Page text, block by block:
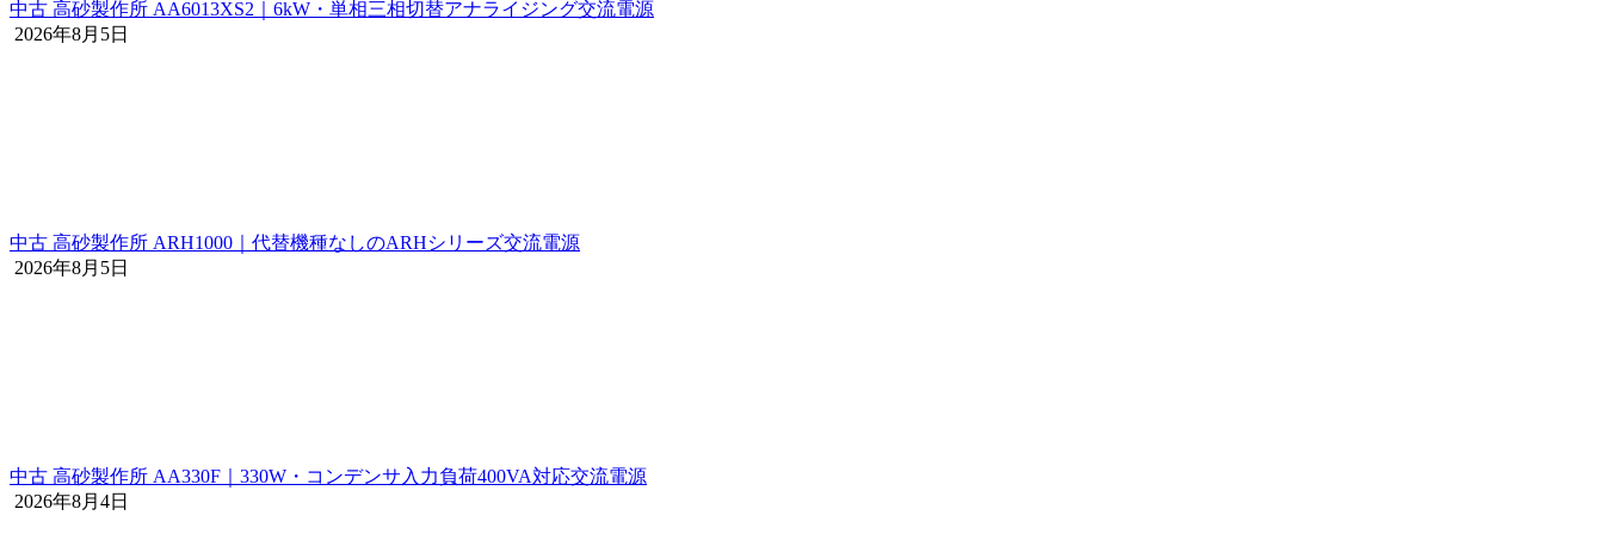
中古 高砂製作所 AA6013XS2｜6kW・単相三相切替アナライジング交流電源
2026年8月5日
中古 高砂製作所 ARH1000｜代替機種なしのARHシリーズ交流電源
2026年8月5日
中古 高砂製作所 AA330F｜330W・コンデンサ入力負荷400VA対応交流電源
2026年8月4日